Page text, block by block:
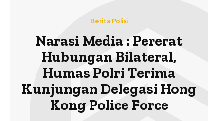
Berita Polisi
Narasi Media : Pererat
Hubungan Bilateral,
Humas Polri Terima
Kunjungan Delegasi Hong
Kong Police Force